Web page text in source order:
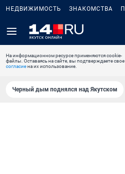
НЕДВИЖИМОСТЬ ЗНАКОМСТВА
На информационном ресурсе применяются cookie-
файлы. Оставаясь на сайте, вы подтверждаете свое
согласиена их использование.
Черный дым поднялся над Якутском